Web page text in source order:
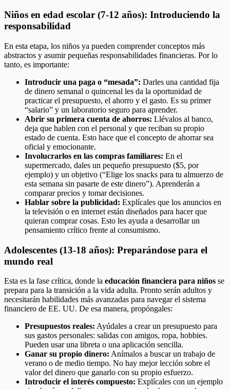
Niños en edad escolar (7-12 años): Introduciendo la
responsabilidad
En esta etapa, los niños ya pueden comprender conceptos más
abstractos y asumir pequeñas responsabilidades financieras. Por lo
tanto, es importante:
Introducir una paga o “mesada”: Darles una cantidad fija
de dinero semanal o quincenal les da la oportunidad de
practicar el presupuesto, el ahorro y el gasto. Es su primer
“salario” y un laboratorio seguro para aprender.
Abrir su primera cuenta de ahorros: Llévalos al banco,
deja que hablen con el personal y que reciban su propio
estado de cuenta. Esto hace que el concepto de ahorrar sea
oficial y emocionante.
Involucrarlos en las compras familiares: En el
supermercado, dales un pequeño presupuesto ($5, por
ejemplo) y un objetivo (“Elige los snacks para tu almuerzo de
esta semana sin pasarte de este dinero”). Aprenderán a
comparar precios y tomar decisiones.
Hablar sobre la publicidad: Explícales que los anuncios en
la televisión o en internet están diseñados para hacer que
quieran comprar cosas. Esto les ayuda a desarrollar un
pensamiento crítico frente al consumismo.
Adolescentes (13-18 años): Preparándose para el
mundo real
Esta es la fase crítica, donde la educación financiera para niños se
prepara para la transición a la vida adulta. Pronto serán adultos y
necesitarán habilidades más avanzadas para navegar el sistema
financiero de EE. UU. De esa manera, propóngales:
Presupuestos reales: Ayúdales a crear un presupuesto para
sus gastos personales: salidas con amigos, ropa, hobbies.
Pueden usar una libreta o una aplicación sencilla.
Ganar su propio dinero: Anímalos a buscar un trabajo de
verano o de medio tiempo. No hay mejor lección sobre el
valor del dinero que ganarlo con su propio esfuerzo.
Introducir el interés compuesto: Explícales con un ejemplo